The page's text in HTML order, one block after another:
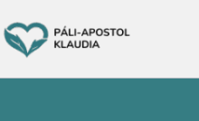
a
tartalomra
e
r